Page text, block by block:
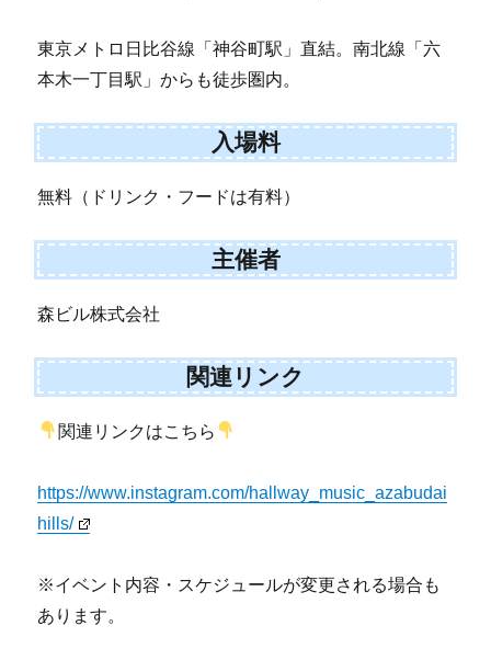
東京メトロ日比谷線「神谷町駅」直結。南北線「六
本木一丁目駅」からも徒歩圏内。
入場料
無料（ドリンク・フードは有料）
主催者
森ビル株式会社
関連リンク
関連リンクはこちら
https://www.instagram.com/hallway_music_azabudai
hills/
※イベント内容・スケジュールが変更される場合も
あります。